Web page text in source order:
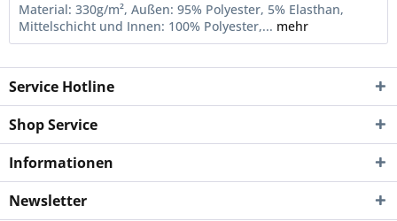
Material: 330g/m², Außen: 95% Polyester, 5% Elasthan,
Mittelschicht und Innen: 100% Polyester,... mehr
Service Hotline
Shop Service
Informationen
Newsletter